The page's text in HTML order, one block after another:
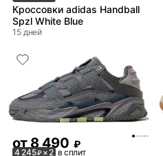
Кроссовки adidas Handball
Spzl White Blue
15 дней
от 8 490 ₽
4 245₽× 2 в сплит